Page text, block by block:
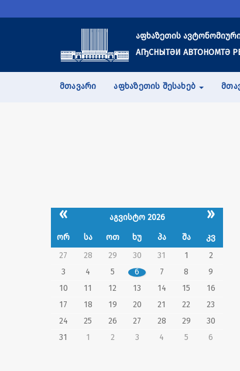
აფხაზეთის
АҦСНЫТӘИ АВТОНОМТӘ
ᲛᲗᲐᲕᲐᲠᲘ ᲐᲤᲮᲐᲖᲔᲗᲘᲡ ᲨᲔᲡᲐᲮᲔᲑ
« აგვისტო 2026 »
ორ სა ოთ ხუ პა შა
კვ
27
28 29 30 31 1
2
3
4 5 6 7 8
9
10
11 12 13 14 15
16
17
18 19 20 21 22
23
24
25 26 27 28 29
30
31
1 2 3 4 5 6